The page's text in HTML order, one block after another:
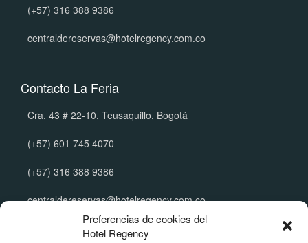
Preferencias de cookies del
Hotel Regency
(+57) 316 388 9386
centraldereservas@hotelregency.com.co
Contacto La Feria
Cra. 43 # 22-10, Teusaquillo, Bogotá
(+57) 601 745 4070
(+57) 316 388 9386
centraldereservas@hotelregency.com.co